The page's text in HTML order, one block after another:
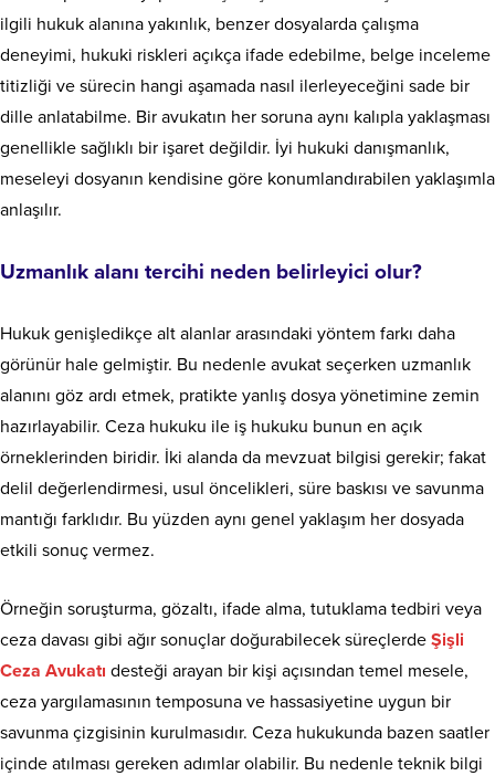
ilgili hukuk alanına yakınlık, benzer dosyalarda çalışma
deneyimi, hukuki riskleri açıkça ifade edebilme, belge inceleme
titizliği ve sürecin hangi aşamada nasıl ilerleyeceğini sade bir
dille anlatabilme. Bir avukatın her soruna aynı kalıpla yaklaşması
genellikle sağlıklı bir işaret değildir. İyi hukuki danışmanlık,
meseleyi dosyanın kendisine göre konumlandırabilen yaklaşımla
anlaşılır.
Uzmanlık alanı tercihi neden belirleyici olur?
Hukuk genişledikçe alt alanlar arasındaki yöntem farkı daha
görünür hale gelmiştir. Bu nedenle avukat seçerken uzmanlık
alanını göz ardı etmek, pratikte yanlış dosya yönetimine zemin
hazırlayabilir. Ceza hukuku ile iş hukuku bunun en açık
örneklerinden biridir. İki alanda da mevzuat bilgisi gerekir; fakat
delil değerlendirmesi, usul öncelikleri, süre baskısı ve savunma
mantığı farklıdır. Bu yüzden aynı genel yaklaşım her dosyada
etkili sonuç vermez.
Örneğin soruşturma, gözaltı, ifade alma, tutuklama tedbiri veya
ceza davası gibi ağır sonuçlar doğurabilecek süreçlerde Şişli
Ceza Avukatı desteği arayan bir kişi açısından temel mesele,
ceza yargılamasının temposuna ve hassasiyetine uygun bir
savunma çizgisinin kurulmasıdır. Ceza hukukunda bazen saatler
içinde atılması gereken adımlar olabilir. Bu nedenle teknik bilgi